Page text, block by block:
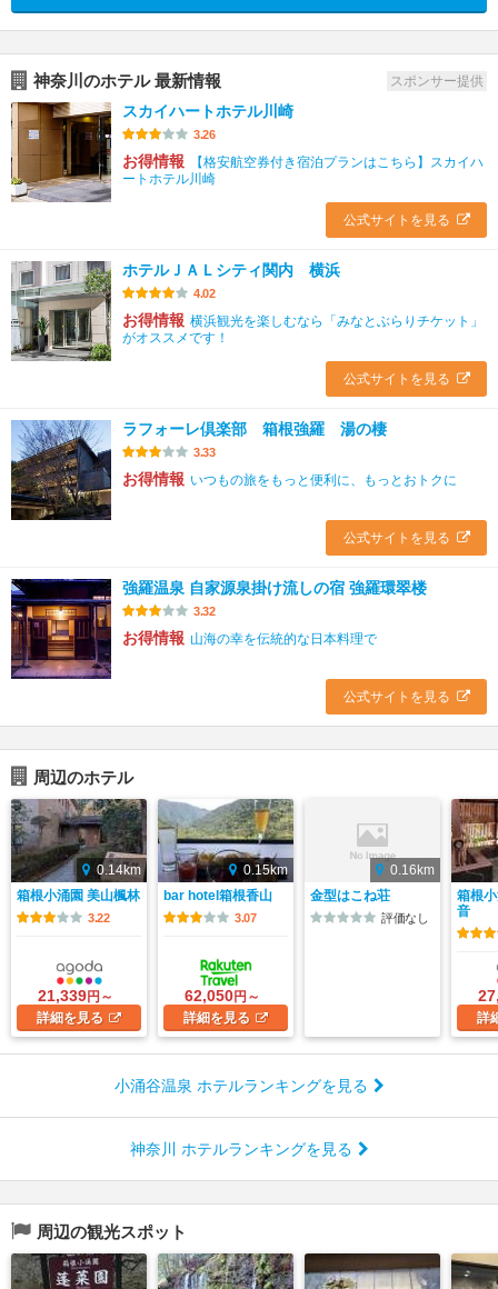
神奈川のホテル 最新情報 スポンサー提供
スカイハートホテル川崎
3.26
お得情報
【格安航空券付き宿泊プランはこちら】スカイハ
ートホテル川崎
公式サイトを見る
ホテルＪＡＬシティ関内 横浜
4.02
お得情報 横浜観光を楽しむなら「みなとぶらりチケット」
がオススメです！
公式サイトを見る
ラフォーレ倶楽部 箱根強羅 湯の棲
3.33
お得情報 いつもの旅をもっと便利に、もっとおトクに
公式サイトを見る
強羅温泉 自家源泉掛け流しの宿 強羅環翠楼
3.32
お得情報 山海の幸を伝統的な日本料理で
公式サイトを見る
周辺のホテル
0.14km
箱根小涌園 美山楓林
3.22
21,339円～
詳細を見る
0.15km
bar hotel箱根香山
3.07
62,050円～
詳細を見る
0.16km
金型はこね荘
評価なし
箱根
音
詳
小涌谷温泉 ホテルランキングを見る
神奈川 ホテルランキングを見る
周辺の観光スポット